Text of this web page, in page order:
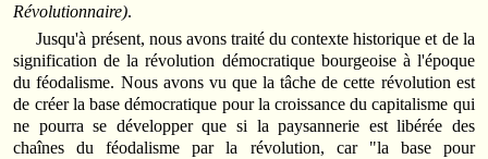
Révolutionnaire).
Jusqu'à présent, nous avons traité du contexte historique et de la
signification de la révolution démocratique bourgeoise à l'époque
du féodalisme. Nous avons vu que la tâche de cette révolution est
de créer la base démocratique pour la croissance du capitalisme qui
ne pourra se développer que si la paysannerie est libérée des
chaînes du féodalisme par la révolution, car "la base pour